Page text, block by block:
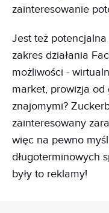
zainteresowanie
Jest też
zakres działania
możliwości -
market, prowizja od
znajomymi?
zainteresowany
więc na pewno
długoterminowych
były to reklamy!